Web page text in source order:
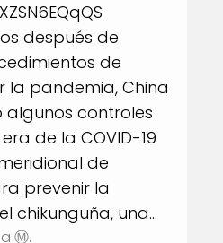
después de
de
la pandemia, China
controles
de la COVID-19
de
prevenir la
chikunguña, una…
Ⓜ️.